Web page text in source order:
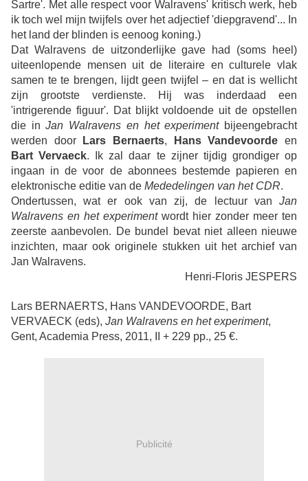
Sartre'. Met alle respect voor Walravens' kritisch werk, heb
ik toch wel mijn twijfels over het adjectief 'diepgravend'... In
het land der blinden is eenoog koning.)
Dat Walravens de uitzonderlijke gave had (soms heel)
uiteenlopende mensen uit de literaire en culturele vlak
samen te te brengen, lijdt geen twijfel – en dat is wellicht
zijn grootste verdienste. Hij was inderdaad een
'intrigerende figuur'. Dat blijkt voldoende uit de opstellen
die inJan Walravens en het experimentbijeengebracht
werden door
Lars Bernaerts, Hans Vandevoorde en
Bart Vervaeck. Ik zal daar te zijner tijdig grondiger op
ingaan in de voor de abonnees bestemde papieren en
elektronische editie van de Mededelingen van het CDR.
Ondertussen, wat er ook van zij, de lectuur van Jan
Walravens en het experimentwordt hier zonder meer ten
zeerste aanbevolen. De bundel bevat niet alleen nieuwe
inzichten, maar ook originele stukken uit het archief van
Jan Walravens.
Henri-Floris JESPERS
Lars BERNAERTS, Hans VANDEVOORDE, Bart
VERVAECK (eds), Jan Walravens en het experiment,
Gent, Academia Press, 2011, II + 229 pp., 25 €.
Publicité